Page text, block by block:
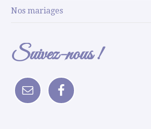
Nos mariages
Suivez-nous !